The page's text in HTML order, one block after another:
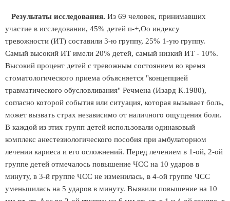
Результаты исследования. Из 69 человек, принимавших
участие в исследовании, 45% детей п-+,Оо индексу
тревожности (ИТ) составили 3-ю группу, 25% 1-ую группу.
Самый высокий ИТ имели 20% детей, самый низкий ИТ - 10%.
Высокий процент детей с тревожным состоянием во время
стоматологического приема объясняется "концепцией
травматического обусловливания" Речмена (Изард К.1980),
согласно которой события или ситуация, которая вызывает боль,
может вызвать страх независимо от наличного ощущения боли.
В каждой из этих групп детей использовали одинаковый
комплекс анестезиологического пособия при амбулаторном
лечении кариеса и его осложнений. Перед лечением в 1-ой, 2-ой
группе детей отмечалось повышение ЧСС на 10 ударов в
минуту, в 3-й группе ЧСС не изменилась, в 4-ой группе ЧСС
уменьшилась на 5 ударов в минуту. Выявили повышение на 10